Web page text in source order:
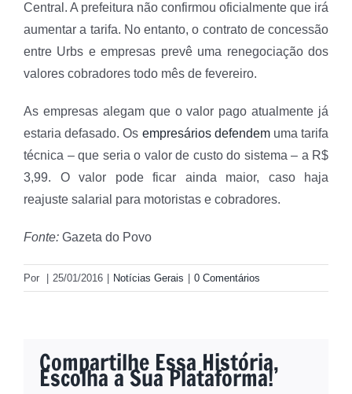
Central. A prefeitura não confirmou oficialmente que irá
aumentar a tarifa. No entanto, o contrato de concessão
entre Urbs e empresas prevê uma renegociação dos
valores cobradores todo mês de fevereiro.
As empresas alegam que o valor pago atualmente já
estaria defasado. Os empresários defendemuma tarifa
técnica – que seria o valor de custo do sistema – a R$
3,99. O valor pode ficar ainda maior, caso haja
reajuste salarial para motoristas e cobradores.
Fonte: Gazeta do Povo
Por 25/01/2016 Notícias Gerais 0 Comentários
Compartilhe Essa História,
Escolha a Sua Plataforma!